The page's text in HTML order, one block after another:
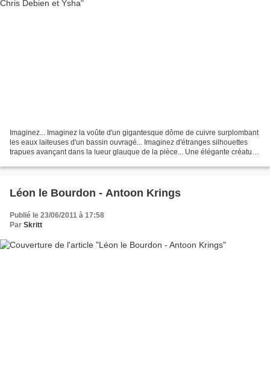
Imaginez... Imaginez la voûte d'un gigantesque dôme de cuivre surplombant
les eaux laiteuses d'un bassin ouvragé... Imaginez d'étranges silhouettes
trapues avançant dans la lueur glauque de la pièce... Une élégante créature
Léon le Bourdon - Antoon Krings
Publié le 23/06/2011 à 17:58
Par Skritt